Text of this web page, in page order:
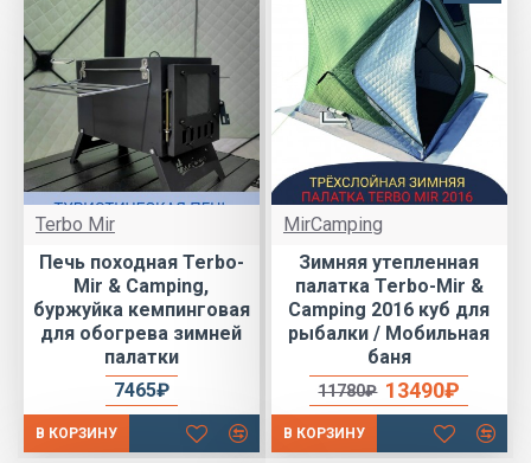
Terbo Mir
Печь походная Terbo-
Mir & Camping,
буржуйка кемпинговая
для обогрева зимней
палатки
7465₽
В КОРЗИНУ
MirCamping
Зимняя утепленная
палатка Terbo-Mir &
Camping 2016 куб для
рыбалки / Мобильная
баня
13490₽
11780₽
В КОРЗИНУ